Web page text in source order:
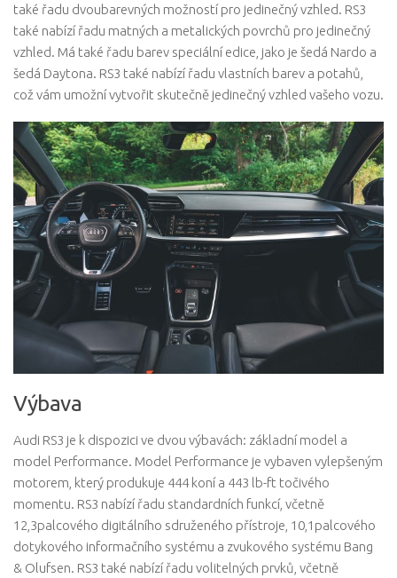
také řadu dvoubarevných možností pro jedinečný vzhled. RS3
také nabízí řadu matných a metalických povrchů pro jedinečný
vzhled. Má také řadu barev speciální edice, jako je šedá Nardo a
šedá Daytona. RS3 také nabízí řadu vlastních barev a potahů,
což vám umožní vytvořit skutečně jedinečný vzhled vašeho vozu.
Výbava
Audi RS3 je k dispozici ve dvou výbavách: základní model a
model Performance. Model Performance je vybaven vylepšeným
motorem, který produkuje 444 koní a 443 lb-ft točivého
momentu. RS3 nabízí řadu standardních funkcí, včetně
12,3palcového digitálního sdruženého přístroje, 10,1palcového
dotykového informačního systému a zvukového systému Bang
& Olufsen. RS3 také nabízí řadu volitelných prvků, včetně